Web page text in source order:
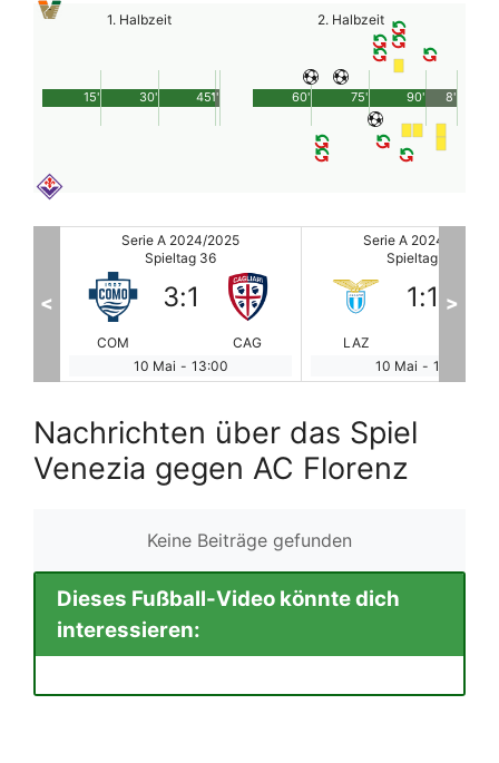
1. Halbzeit
45'
15' 30' 1'
2. Halbzeit
90'
60' 75' 8'
Serie A 2024/2025
Spieltag 36
LAZ
1:1
JUV
10 Mai - 16:00
Serie A 2024/2025
Spieltag 36
EMP
2:1
10 Mai - 18:45
< >
Nachrichten über das Spiel
Venezia gegen AC Florenz
Keine Beiträge gefunden
Dieses Fußball-Video könnte dich
interessieren: